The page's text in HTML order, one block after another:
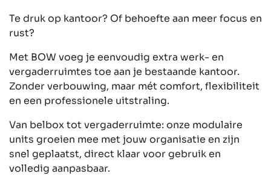
Te druk op kantoor? Of behoefte aan meer focus en
rust?
Met BOW voeg je eenvoudig extra werk- en
vergaderruimtes toe aan je bestaande kantoor.
Zonder verbouwing, maar mét comfort, flexibiliteit
en een professionele uitstraling.
Van belbox tot vergaderruimte: onze modulaire
units groeien mee met jouw organisatie en zijn
snel geplaatst, direct klaar voor gebruik en
volledig aanpasbaar.